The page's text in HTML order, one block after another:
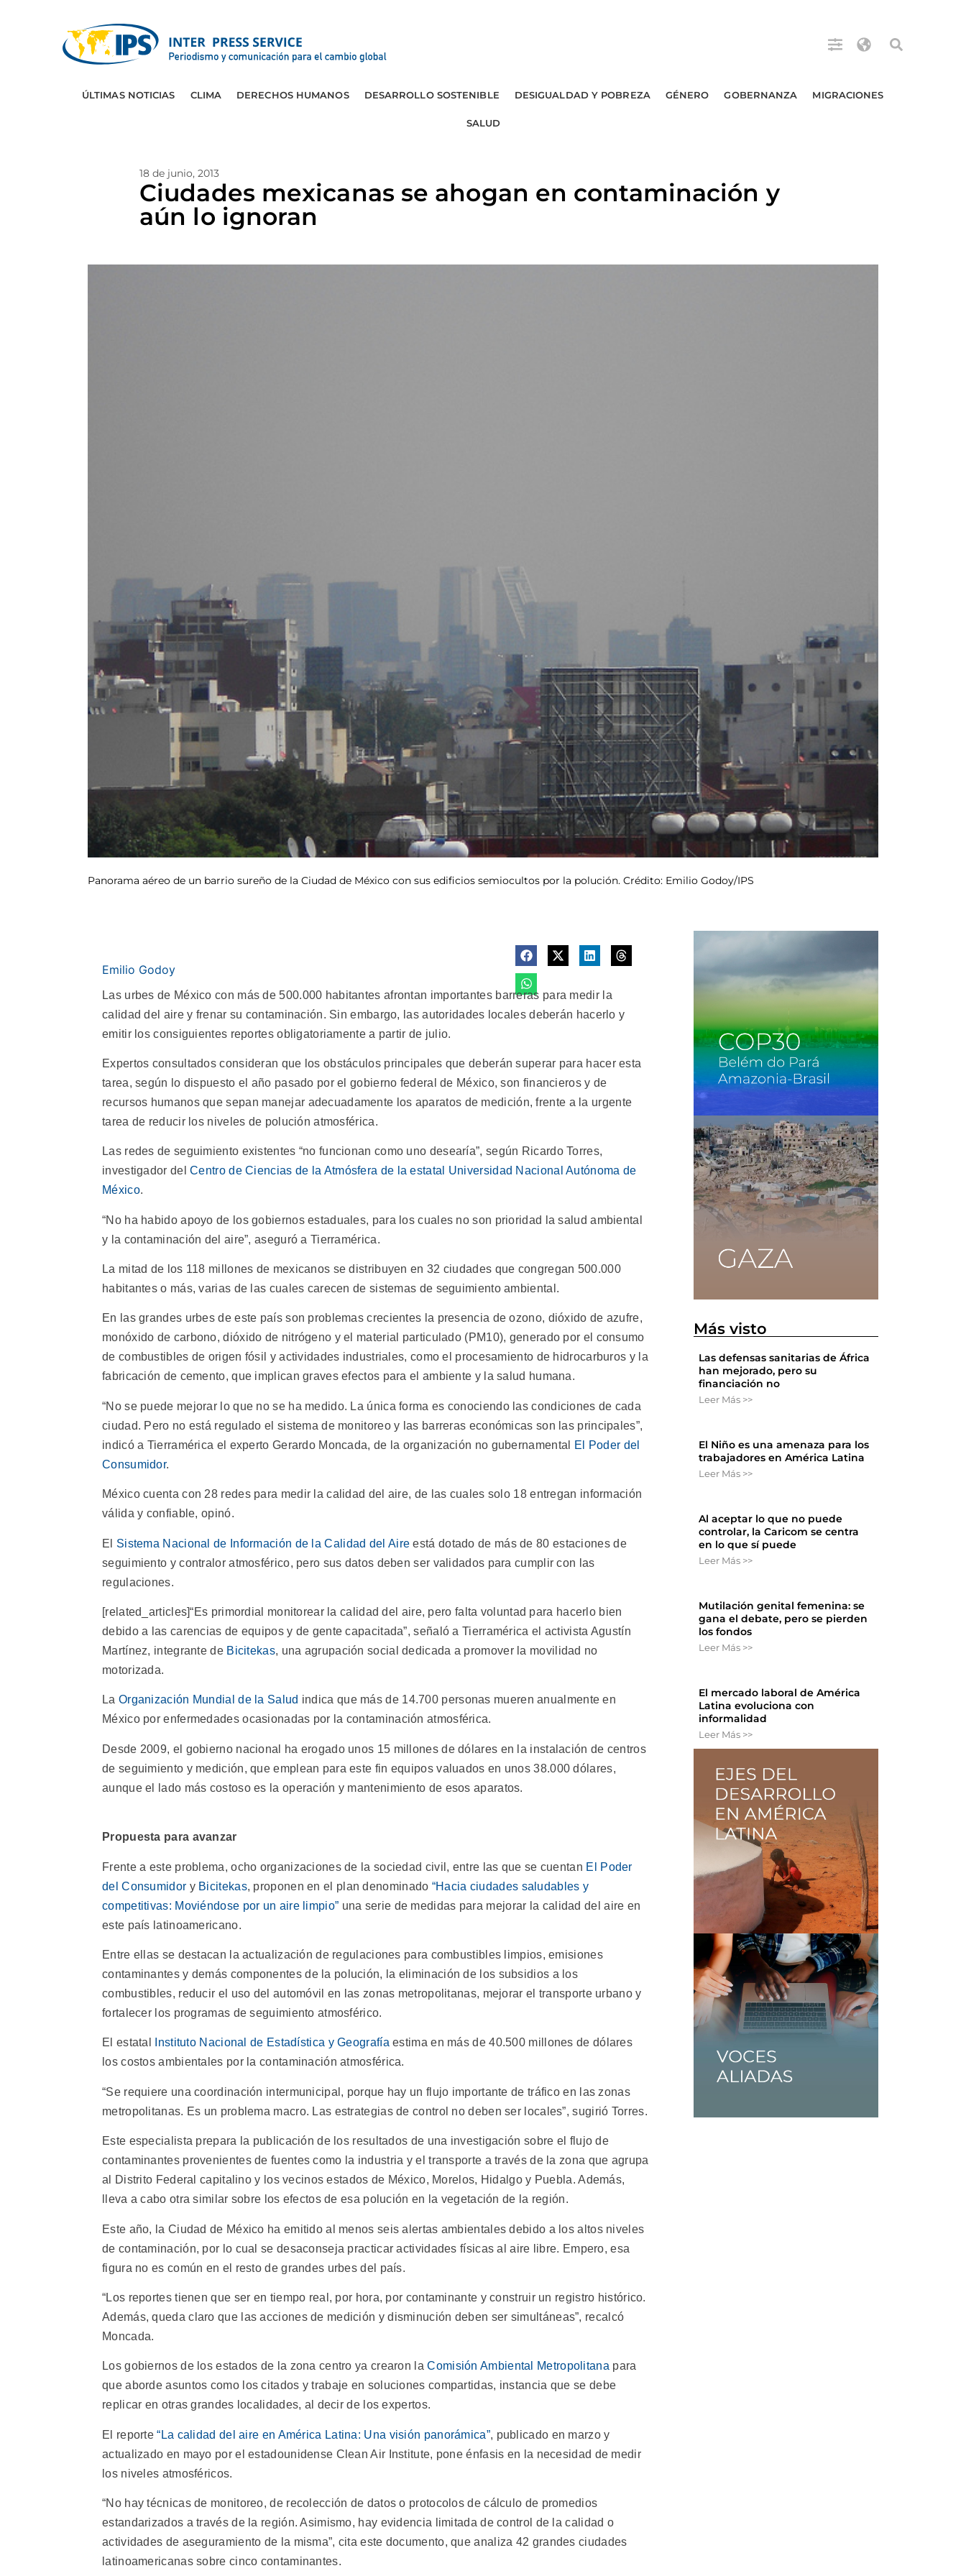
ÚLTIMAS NOTICIAS CLIMA DERECHOS HUMANOS DESARROLLO SOSTENIBLE DESIGUALDAD Y POBREZA GÉNERO GOBERNANZA MIGRACIONES
SALUD
18 de junio, 2013
Ciudades mexicanas se ahogan en contaminación y
aún lo ignoran
Panorama aéreo de un barrio sureño de la Ciudad de México con sus edificios semiocultos por la polución. Crédito: Emilio Godoy/IPS
Emilio Godoy
Las urbes de México con más de 500.000 habitantes afrontan importantes barreras para medir la
calidad del aire y frenar su contaminación. Sin embargo, las autoridades locales deberán hacerlo y
emitir los consiguientes reportes obligatoriamente a partir de julio.
Expertos consultados consideran que los obstáculos principales que deberán superar para hacer esta
tarea, según lo dispuesto el año pasado por el gobierno federal de México, son financieros y de
recursos humanos que sepan manejar adecuadamente los aparatos de medición, frente a la urgente
tarea de reducir los niveles de polución atmosférica.
Las redes de seguimiento existentes “no funcionan como uno desearía”, según Ricardo Torres,
investigador delCentro de Ciencias de la Atmósfera de la estatal Universidad Nacional Autónoma de
México.
“No ha habido apoyo de los gobiernos estaduales, para los cuales no son prioridad la salud ambiental
y la contaminación del aire”, aseguró a Tierramérica.
La mitad de los 118 millones de mexicanos se distribuyen en 32 ciudades que congregan 500.000
habitantes o más, varias de las cuales carecen de sistemas de seguimiento ambiental.
En las grandes urbes de este país son problemas crecientes la presencia de ozono, dióxido de azufre,
monóxido de carbono, dióxido de nitrógeno y el material particulado (PM10), generado por el consumo
de combustibles de origen fósil y actividades industriales, como el procesamiento de hidrocarburos y la
fabricación de cemento, que implican graves efectos para el ambiente y la salud humana.
“No se puede mejorar lo que no se ha medido. La única forma es conociendo las condiciones de cada
ciudad. Pero no está regulado el sistema de monitoreo y las barreras económicas son las principales”,
indicó a Tierramérica el experto Gerardo Moncada, de la organización no gubernamental
El Poder del
Consumidor.
México cuenta con 28 redes para medir la calidad del aire, de las cuales solo 18 entregan información
válida y confiable, opinó.
El Sistema Nacional de Información de la Calidad del Aire está dotado de más de 80 estaciones de
seguimiento y contralor atmosférico, pero sus datos deben ser validados para cumplir con las
regulaciones.
[related_articles]“Es primordial monitorear la calidad del aire, pero falta voluntad para hacerlo bien
debido a las carencias de equipos y de gente capacitada”, señaló a Tierramérica el activista Agustín
Martínez, integrante de Bicitekas, una agrupación social dedicada a promover la movilidad no
motorizada.
La Organización Mundial de la Salud indica que más de 14.700 personas mueren anualmente en
México por enfermedades ocasionadas por la contaminación atmosférica.
Desde 2009, el gobierno nacional ha erogado unos 15 millones de dólares en la instalación de centros
de seguimiento y medición, que emplean para este fin equipos valuados en unos 38.000 dólares,
aunque el lado más costoso es la operación y mantenimiento de esos aparatos.
Propuesta para avanzar
Frente a este problema, ocho organizaciones de la sociedad civil, entre las que se cuentan El Poder
del Consumidor y Bicitekas, proponen en el plan denominado “Hacia ciudades saludables y
competitivas: Moviéndose por un aire limpio” una serie de medidas para mejorar la calidad del aire en
este país latinoamericano.
Entre ellas se destacan la actualización de regulaciones para combustibles limpios, emisiones
contaminantes y demás componentes de la polución, la eliminación de los subsidios a los
combustibles, reducir el uso del automóvil en las zonas metropolitanas, mejorar el transporte urbano y
fortalecer los programas de seguimiento atmosférico.
El estatal Instituto Nacional de Estadística y Geografía estima en más de 40.500 millones de dólares
los costos ambientales por la contaminación atmosférica.
“Se requiere una coordinación intermunicipal, porque hay un flujo importante de tráfico en las zonas
metropolitanas. Es un problema macro. Las estrategias de control no deben ser locales”, sugirió Torres.
Este especialista prepara la publicación de los resultados de una investigación sobre el flujo de
contaminantes provenientes de fuentes como la industria y el transporte a través de la zona que agrupa
al Distrito Federal capitalino y los vecinos estados de México, Morelos, Hidalgo y Puebla. Además,
lleva a cabo otra similar sobre los efectos de esa polución en la vegetación de la región.
Este año, la Ciudad de México ha emitido al menos seis alertas ambientales debido a los altos niveles
de contaminación, por lo cual se desaconseja practicar actividades físicas al aire libre. Empero, esa
figura no es común en el resto de grandes urbes del país.
“Los reportes tienen que ser en tiempo real, por hora, por contaminante y construir un registro histórico.
Además, queda claro que las acciones de medición y disminución deben ser simultáneas”, recalcó
Moncada.
Los gobiernos de los estados de la zona centro ya crearon laComisión Ambiental Metropolitana para
que aborde asuntos como los citados y trabaje en soluciones compartidas, instancia que se debe
replicar en otras grandes localidades, al decir de los expertos.
El reporte“La calidad del aire en América Latina: Una visión panorámica”, publicado en marzo y
actualizado en mayo por el estadounidense Clean Air Institute, pone énfasis en la necesidad de medir
los niveles atmosféricos.
“No hay técnicas de monitoreo, de recolección de datos o protocolos de cálculo de promedios
estandarizados a través de la región. Asimismo, hay evidencia limitada de control de la calidad o
actividades de aseguramiento de la misma”, cita este documento, que analiza 42 grandes ciudades
latinoamericanas sobre cinco contaminantes.
Más visto
Las defensas sanitarias de África
han mejorado, pero su
financiación no
Leer Más >>
El Niño es una amenaza para los
trabajadores en América Latina
Leer Más >>
Al aceptar lo que no puede
controlar, la Caricom se centra
en lo que sí puede
Leer Más >>
Mutilación genital femenina: se
gana el debate, pero se pierden
los fondos
Leer Más >>
El mercado laboral de América
Latina evoluciona con
informalidad
Leer Más >>